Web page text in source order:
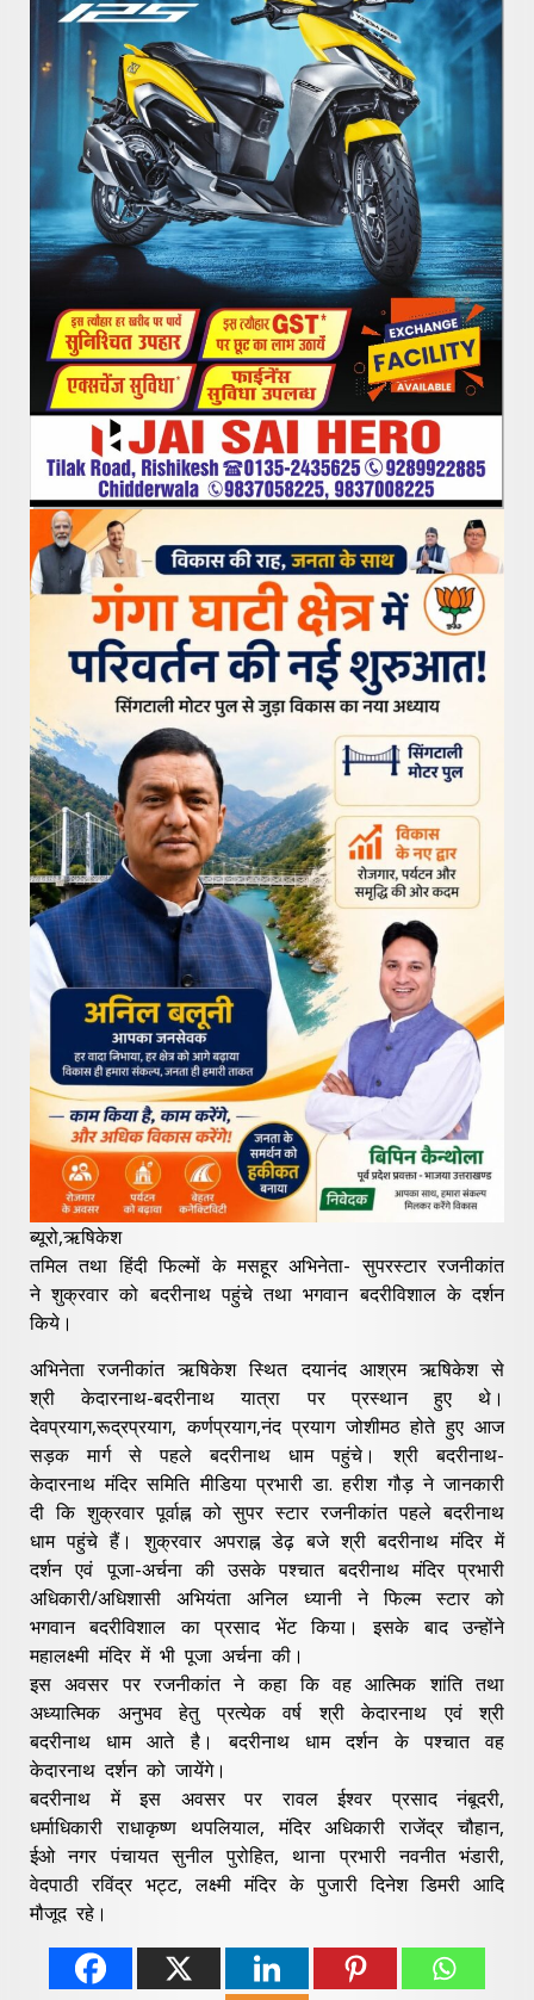
ब्यूरो,ऋषिकेश
तमिल तथा हिंदी फिल्मों के मसहूर अभिनेता- सुपरस्टार रजनीकांत
ने शुक्रवार को बदरीनाथ पहुंचे तथा भगवान बदरीविशाल के दर्शन
किये।
अभिनेता रजनीकांत ऋषिकेश स्थित दयानंद आश्रम ऋषिकेश से
श्री केदारनाथ-बदरीनाथ यात्रा पर प्रस्थान हुए थे।
देवप्रयाग,रूद्रप्रयाग, कर्णप्रयाग,नंद प्रयाग जोशीमठ होते हुए आज
सड़क मार्ग से पहले बदरीनाथ धाम पहुंचे। श्री बदरीनाथ-
केदारनाथ मंदिर समिति मीडिया प्रभारी डा. हरीश गौड़ ने जानकारी
दी कि शुक्रवार पूर्वाह्न को सुपर स्टार रजनीकांत पहले बदरीनाथ
धाम पहुंचे हैं। शुक्रवार अपराह्न डेढ़ बजे श्री बदरीनाथ मंदिर में
दर्शन एवं पूजा-अर्चना की उसके पश्चात बदरीनाथ मंदिर प्रभारी
अधिकारी/अधिशासी अभियंता अनिल ध्यानी ने फिल्म स्टार को
भगवान बदरीविशाल का प्रसाद भेंट किया। इसके बाद उन्होंने
महालक्ष्मी मंदिर में भी पूजा अर्चना की‌।
इस अवसर पर रजनीकांत ने कहा कि वह आत्मिक शांति तथा
अध्यात्मिक अनुभव हेतु प्रत्येक वर्ष श्री केदारनाथ एवं श्री
बदरीनाथ धाम आते है। बदरीनाथ धाम दर्शन के पश्चात वह
केदारनाथ दर्शन को जायेंगे।
बदरीनाथ में इस अवसर पर रावल ईश्वर प्रसाद नंबूदरी,
धर्माधिकारी राधाकृष्ण थपलियाल, मंदिर अधिकारी राजेंद्र चौहान,
ईओ नगर पंचायत सुनील पुरोहित, थाना प्रभारी नवनीत भंडारी,
वेदपाठी रविंद्र भट्ट, लक्ष्मी मंदिर के पुजारी दिनेश डिमरी आदि
मौजूद रहे।